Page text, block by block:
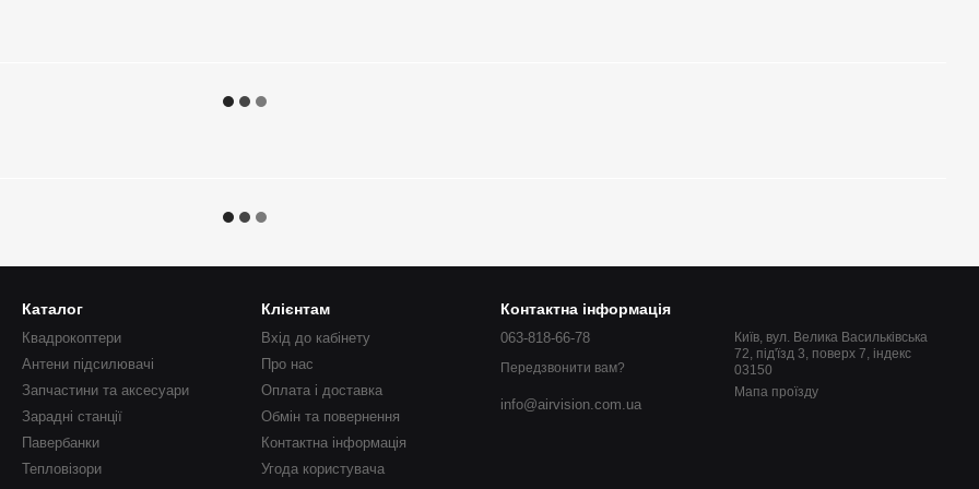
Каталог
Квадрокоптери
Антени підсилювачі
Запчастини та аксесуари
Зарадні станції
Павербанки
Тепловізори
Клієнтам
Вхід до кабінету
Про нас
Оплата і доставка
Обмін та повернення
Контактна інформація
Угода користувача
Контактна інформація
063-818-66-78
Передзвонити вам?
info@airvision.com.ua
Київ, вул. Велика Васильківська
72, під'їзд 3, поверх 7, індекс
03150
Мапа проїзду